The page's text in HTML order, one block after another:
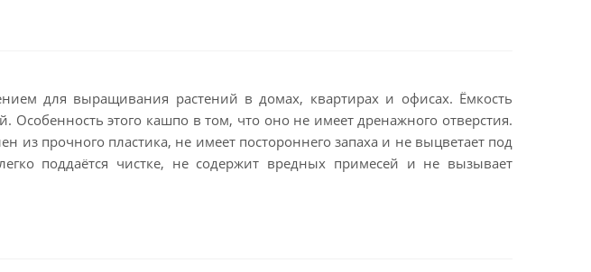
для выращивания растений в домах, квартирах и офисах. Ёмкость
Особенность этого кашпо в том, что оно не имеет дренажного отверстия.
из прочного пластика, не имеет постороннего запаха и не выцветает под
поддаётся чистке, не содержит вредных примесей и не вызывает